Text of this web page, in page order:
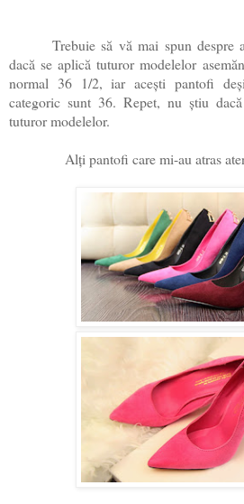
Trebuie să vă mai spun despre
dacă se aplică tuturor modelelor
normal 36 1/2, iar acești pantofi
categoric sunt 36. Repet, nu știu
tuturor modelelor.
Alți pantofi care mi-au atras